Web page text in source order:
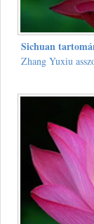
Sichuan
Zhang Yuxiu